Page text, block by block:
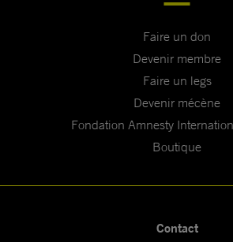
Faire un don
Devenir membre
Faire un legs
Devenir mécène
Fondation Amnesty
Boutique
Contact